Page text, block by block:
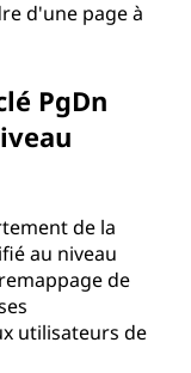
d'une page à
PgDn
de la
au niveau
de
utilisateurs de